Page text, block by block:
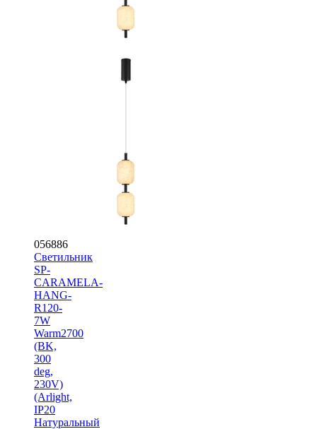
056886
Светильник
SP-
CARAMELA-
HANG-
R120-
7W
Warm2700
(BK,
300
deg,
230V)
(Arlight,
IP20
Натуральный